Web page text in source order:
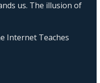
us. The illusion of
Internet Teaches